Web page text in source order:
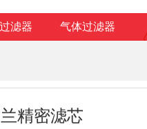
滤器 气体过滤器
精密滤芯